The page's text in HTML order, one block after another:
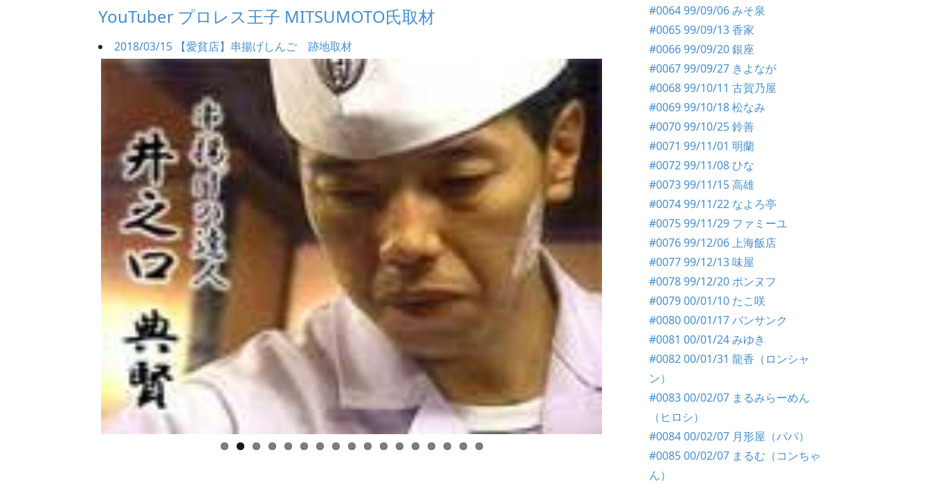
YouTuber プロレス王子 MITSUMOTO氏取材
2018/03/15 【愛貧店】串揚げしんご 跡地取材
#0064 99/09/06 みそ泉
#0065 99/09/13 香家
#0066 99/09/20 銀座
#0067 99/09/27 きよなが
#0068 99/10/11 古賀乃屋
#0069 99/10/18 松なみ
#0070 99/10/25 鈴善
#0071 99/11/01 明蘭
#0072 99/11/08 ひな
#0073 99/11/15 高雄
#0074 99/11/22 なよろ亭
#0075 99/11/29 ファミーユ
#0076 99/12/06 上海飯店
#0077 99/12/13 味屋
#0078 99/12/20 ポンヌフ
#0079 00/01/10 たこ咲
#0080 00/01/17 バンサンク
#0081 00/01/24 みゆき
#0082 00/01/31 龍香（ロンシャ
ン）
#0083 00/02/07 まるみらーめん
（ヒロシ）
#0084 00/02/07 月形屋（パパ）
#0085 00/02/07 まるむ（コンちゃ
ん）